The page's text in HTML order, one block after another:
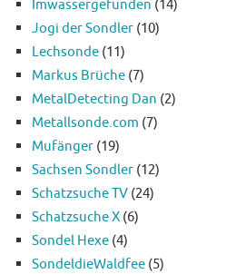
Imwassergefunden (14)
Jogi der Sondler (10)
Lechsonde (11)
Markus Brüche (7)
MetalDetecting Dan (2)
Metallsonde.com (7)
Mufänger (19)
Sachsen Sondler (12)
Schatzsuche TV (24)
Schatzsuche X (6)
Sondel Hexe (4)
SondeldieWaldfee (5)